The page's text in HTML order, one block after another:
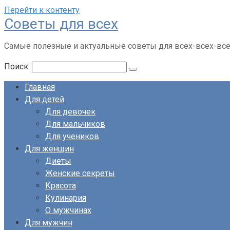
Перейти к контенту
Советы для всех
Самые полезные и актуальные советы для всех-всех-
Поиск:
Главная
Для детей
Для девочек
Для мальчиков
Для учеников
Для женщин
Диеты
Женские секреты
Красота
Кулинария
О мужчинах
Для мужчин